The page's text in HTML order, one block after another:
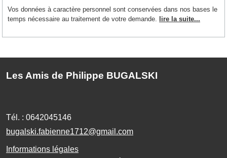
Vos données à caractère personnel sont conservées dans nos bases le
temps nécessaire au traitement de votre demande. lire la suite...
Les Amis de Philippe BUGALSKI
Tél. : 0642045146
bugalski.fabienne1712@gmail.com
Informations légales